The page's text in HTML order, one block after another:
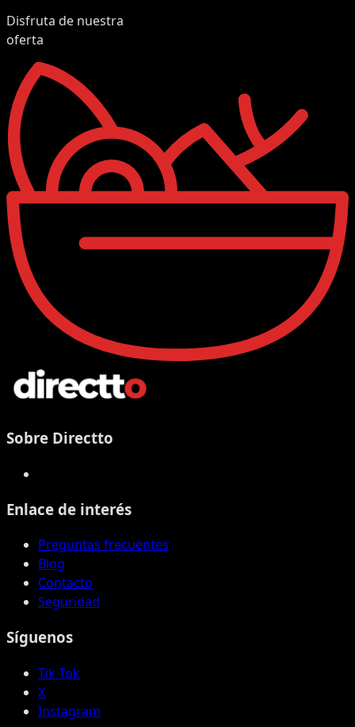
Disfruta de nuestra
oferta
Sobre Directto
Enlace de interés
Preguntas frecuentes
Blog
Contacto
Seguridad
Síguenos
Tik Tok
X
Instagram